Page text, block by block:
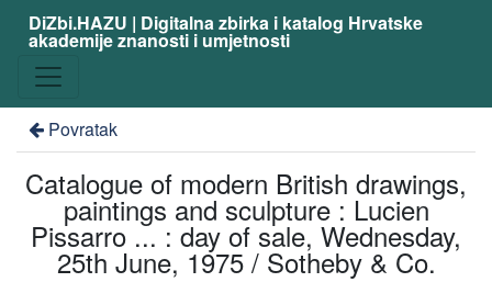
DiZbi.HAZU | Digitalna zbirka i katalog Hrvatske
akademije znanosti i umjetnosti
Povratak
Catalogue of modern British drawings,
paintings and sculpture : Lucien
Pissarro ... : day of sale, Wednesday,
25th June, 1975 / Sotheby & Co.